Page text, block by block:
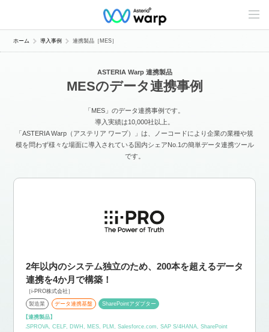
C
n
e
ホーム 導入事例 連携製品［MES］
ASTERIA Warp 連携製品
MESのデータ連携事例
「MES」のデータ連携事例です。
導入実績は10,000社以上。
「ASTERIA Warp（アステリア ワープ）」は、ノーコードにより企業の業種や規
模を問わず様々な場面に導入されている国内シェアNo.1の簡単データ連携ツール
です。
2年以内のシステム独立のため、200本を超えるデータ
連携を4か月で構築！
［i-PRO株式会社］
製造業 データ連携基盤 SharePointアダプター
【連携製品】
ASPROVA, CELF, DWH, MES, PLM, Salesforce.com, SAP S/4HANA, SharePoint